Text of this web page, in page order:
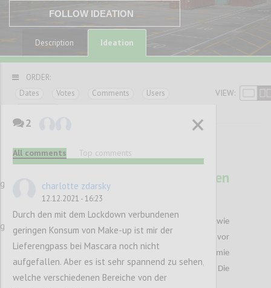
FOLLOW IDEATION
Description Ideation
ORDER:
Dates
Votes Comments
Users
VIEW:
37
Das Leben liegt in unseren
Händen
Noch nie zuvor war die Nachfrage danach so hoch wie
während der Pandemie. Die Lieferengpässe die uns vor
die größten Herausforderungen in der Pandemie
stellen , macht das Ganze Thema noch brisanter. Die
2
All comments Top comments
charlotte zdarsky
12.12.2021 - 16:23
Durch den mit dem Lockdown verbundenen
geringen Konsum von Make-up ist mir der
Lieferengpass bei Mascara noch nicht
aufgefallen. Aber es ist sehr spannend zu sehen,
welche verschiedenen Bereiche von der